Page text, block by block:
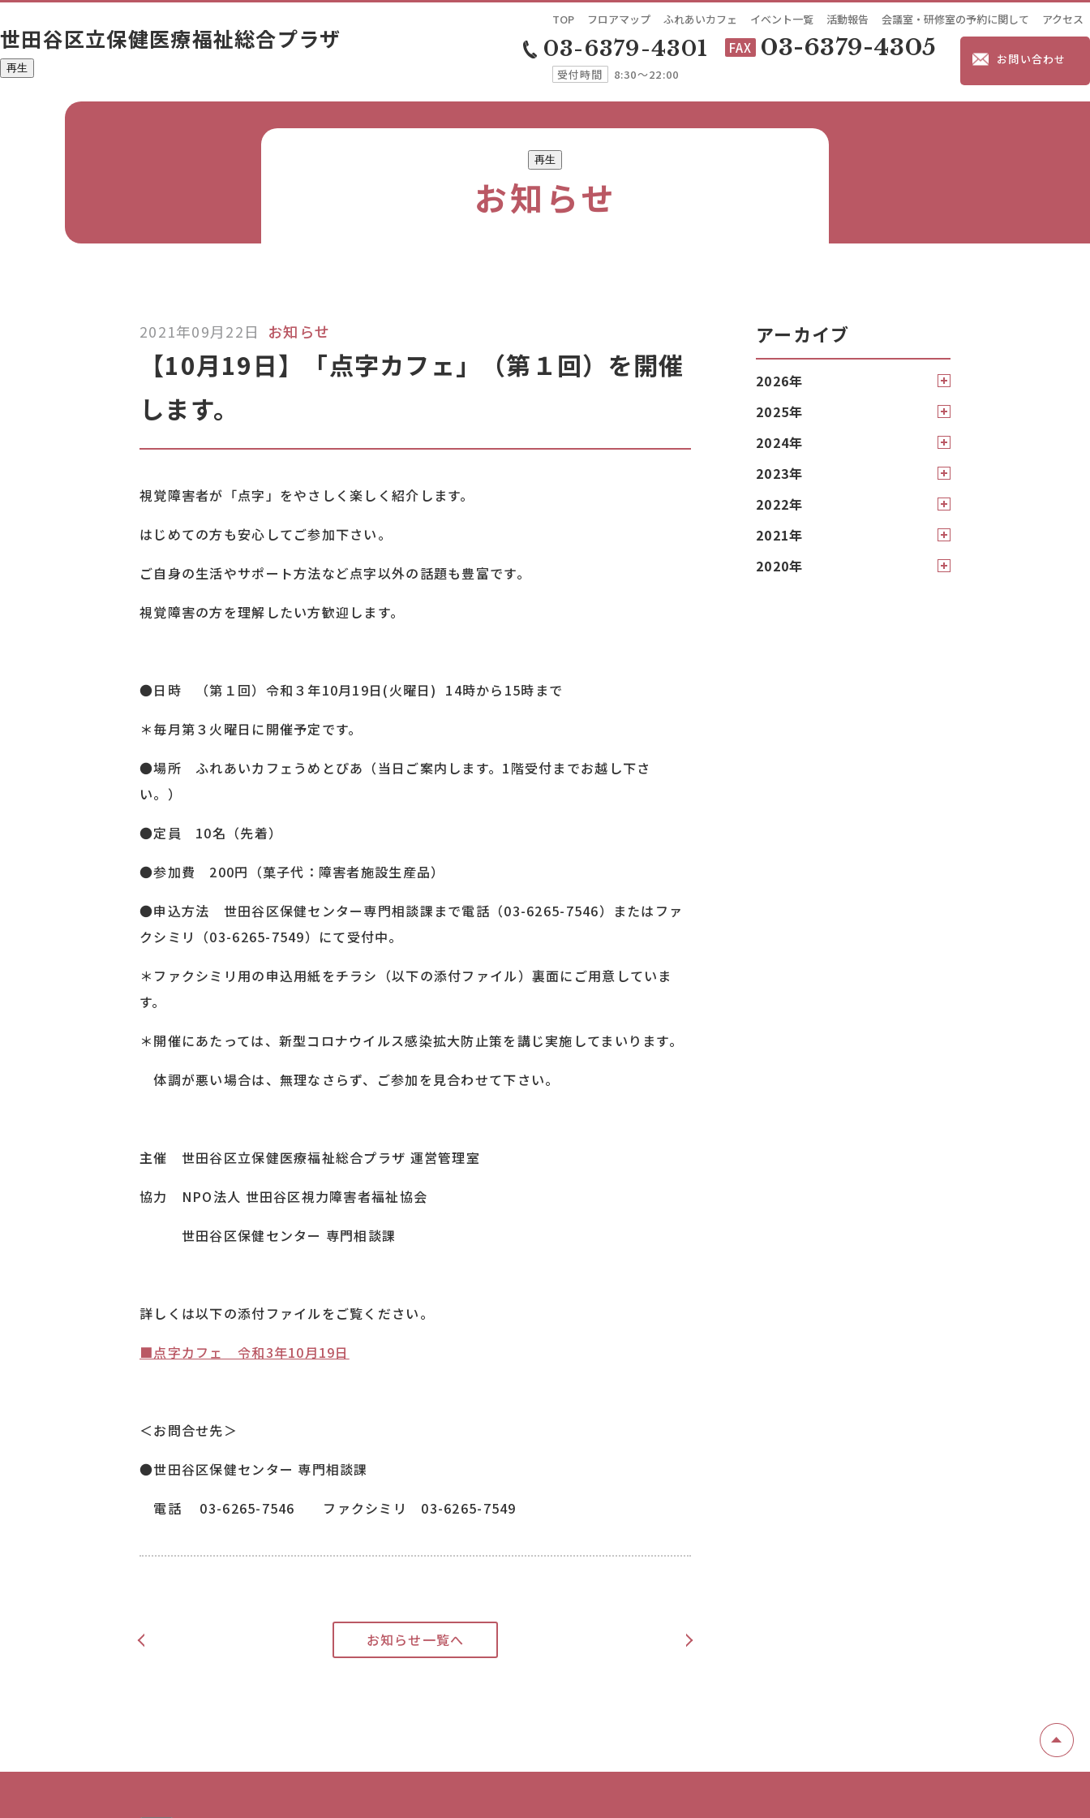
世田谷区立保健医療福祉総合プラザ
再生
TOP フロアマップ ふれあいカフェ イベント一覧 活動報告 会議室・研修室の予約に関して アクセス
03-6379-4301
受付時間 8:30～22:00
FAX 03-6379-4305 お問い合わせ
再生
お知らせ
2021年09月22日 お知らせ
【10月19日】「点字カフェ」（第１回）を開催
します。
視覚障害者が「点字」をやさしく楽しく紹介します。
はじめての方も安心してご参加下さい。
ご自身の生活やサポート方法など点字以外の話題も豊富です。
視覚障害の方を理解したい方歓迎します。
●日時 （第１回）令和３年10月19日(火曜日) 14時から15時まで
＊毎月第３火曜日に開催予定です。
●場所 ふれあいカフェうめとぴあ（当日ご案内します。1階受付までお越し下さ
い。）
●定員 10名（先着）
●参加費 200円（菓子代：障害者施設生産品）
●申込方法 世田谷区保健センター専門相談課まで電話（03-6265-7546）またはファ
クシミリ（03-6265-7549）にて受付中。
＊ファクシミリ用の申込用紙をチラシ（以下の添付ファイル）裏面にご用意していま
す。
＊開催にあたっては、新型コロナウイルス感染拡大防止策を講じ実施してまいります。
体調が悪い場合は、無理なさらず、ご参加を見合わせて下さい。
主催 世田谷区立保健医療福祉総合プラザ 運営管理室
協力 NPO法人 世田谷区視力障害者福祉協会
世田谷区保健センター 専門相談課
詳しくは以下の添付ファイルをご覧ください。
■点字カフェ 令和3年10月19日
＜お問合せ先＞
●世田谷区保健センター 専門相談課
電話 03-6265-7546 ファクシミリ 03-6265-7549
< お知らせ一覧へ >
アーカイブ
2026年
2025年
2024年
2023年
2022年
2021年
2020年